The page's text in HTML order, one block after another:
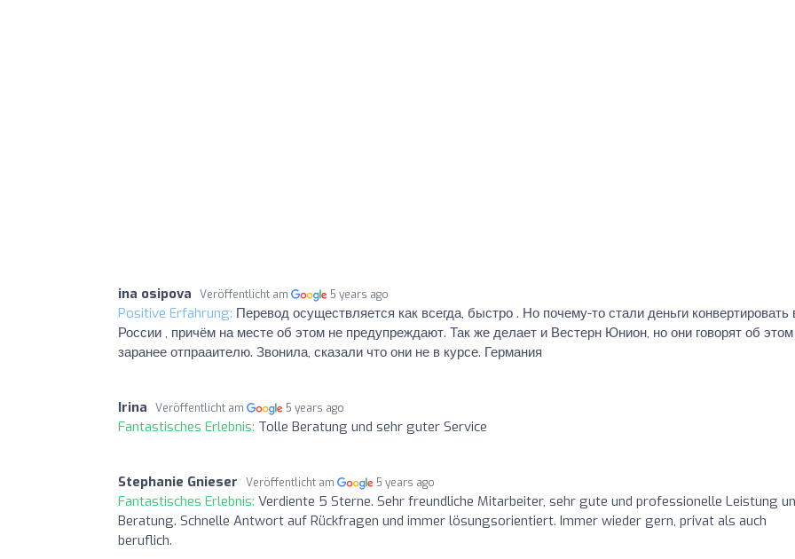
ina osipova Veröffentlicht am 5 years ago
Positive Erfahrung: Перевод осуществляется как всегда, быстро . Но почему-то стали деньги конвертировать
России , причём на месте об этом не предупреждают. Так же делает и Вестерн Юнион, но они говорят об этом
заранее отпрааителю. Звонила, сказали что они не в курсе. Германия
Irina Veröffentlicht am 5 years ago
Fantastisches Erlebnis: Tolle Beratung und sehr guter Service
Stephanie Gnieser Veröffentlicht am 5 years ago
Fantastisches Erlebnis: Verdiente 5 Sterne. Sehr freundliche Mitarbeiter, sehr gute und professionelle Leistung
Beratung. Schnelle Antwort auf Rückfragen und immer lösungsorientiert. Immer wieder gern, privat als auch
beruflich.